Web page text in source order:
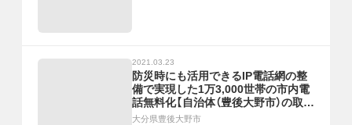
2021.03.23
防災時にも活用できるIP電話網の整
備で実現した1万3,000世帯の市内電
話無料化【自治体（豊後大野市）の取組
事例】
大分県豊後大野市